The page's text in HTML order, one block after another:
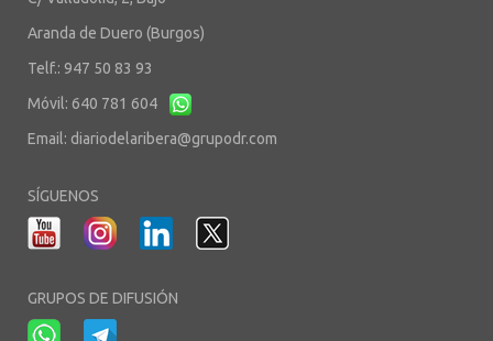
Aranda de Duero (Burgos)
Telf.: 947 50 83 93
Móvil: 640 781 604
Email: diariodelaribera@grupodr.com
SÍGUENOS
GRUPOS DE DIFUSIÓN